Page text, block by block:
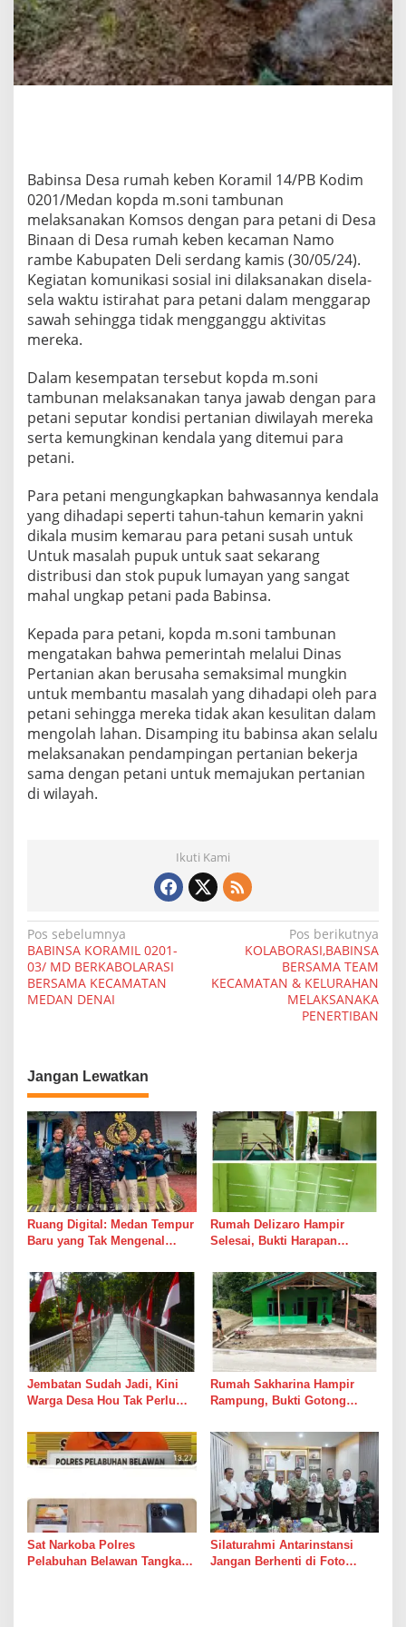
N
S
A
M
E
L
A
K
A
N
K
O
M
S
O
N
G
A
N
A
N
I
Babinsa Desa rumah keben Koramil 14/PB Kodim
0201/Medan kopda m.soni tambunan
melaksanakan Komsos dengan para petani di Desa
Binaan di Desa rumah keben kecaman Namo
rambe Kabupaten Deli serdang kamis (30/05/24).
Kegiatan komunikasi sosial ini dilaksanakan disela-
sela waktu istirahat para petani dalam menggarap
sawah sehingga tidak mengganggu aktivitas
mereka.
Dalam kesempatan tersebut kopda m.soni
tambunan melaksanakan tanya jawab dengan para
petani seputar kondisi pertanian diwilayah mereka
serta kemungkinan kendala yang ditemui para
petani.
Para petani mengungkapkan bahwasannya kendala
yang dihadapi seperti tahun-tahun kemarin yakni
dikala musim kemarau para petani susah untuk
Untuk masalah pupuk untuk saat sekarang
distribusi dan stok pupuk lumayan yang sangat
mahal ungkap petani pada Babinsa.
Kepada para petani, kopda m.soni tambunan
mengatakan bahwa pemerintah melalui Dinas
Pertanian akan berusaha semaksimal mungkin
untuk membantu masalah yang dihadapi oleh para
petani sehingga mereka tidak akan kesulitan dalam
mengolah lahan. Disamping itu babinsa akan selalu
melaksanakan pendampingan pertanian bekerja
sama dengan petani untuk memajukan pertanian
di wilayah.
Ikuti Kami
N
a
v
a
s
i
p
o
s
Pos sebelumnya
BABINSA KORAMIL 0201-
03/ MD BERKABOLARASI
BERSAMA KECAMATAN
MEDAN DENAI
Pos berikutnya
KOLABORASI,BABINSA
BERSAMA TEAM
KECAMATAN & KELURAHAN
MELAKSANAKA
PENERTIBAN
Jangan Lewatkan
Ruang Digital: Medan Tempur
Baru yang Tak Mengenal
Rumah Delizaro Hampir
Selesai, Bukti Harapan
Suara Palu dan Semen
Jembatan Sudah Jadi, Kini
Warga Desa Hou Tak Perlu
Sungai
Rumah Sakharina Hampir
Rampung, Bukti Gotong
dari Janji Banyak Orang
Sat Narkoba Polres
Pelabuhan Belawan Tangkap
Silaturahmi Antarinstansi
Jangan Berhenti di Foto